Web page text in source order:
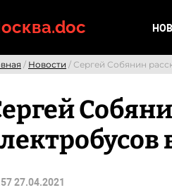
/ Новости / Сергей Собянин
27.04.2021